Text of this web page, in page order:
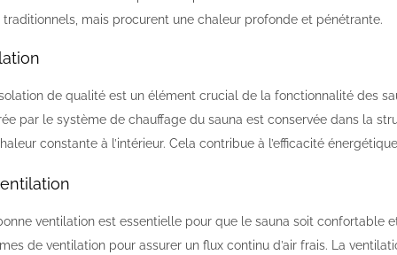
traditionnels, mais procurent une chaleur profonde et pénétrante.
de qualité est un élément crucial de la fonctionnalité des
par le système de chauffage du sauna est conservée dans la
constante à l’intérieur. Cela contribue à l’efficacité
ventilation est essentielle pour que le sauna soit confortable
de ventilation pour assurer un flux continu d’air frais. La